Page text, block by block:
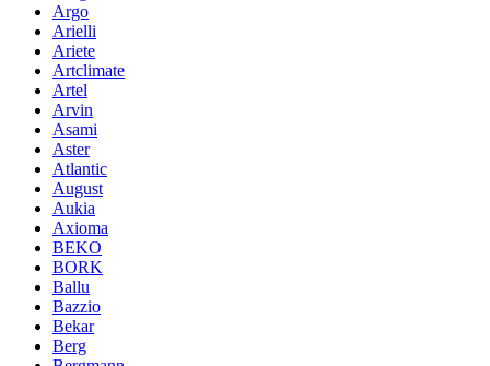
Argo
Arielli
Ariete
Artclimate
Artel
Arvin
Asami
Aster
Atlantic
August
Aukia
Axioma
BEKO
BORK
Ballu
Bazzio
Bekar
Berg